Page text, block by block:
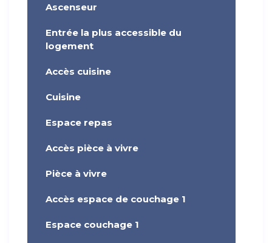
Ascenseur
Entrée la plus accessible du
logement
Accès cuisine
Cuisine
Espace repas
Accès pièce à vivre
Pièce à vivre
Accès espace de couchage 1
Espace couchage 1